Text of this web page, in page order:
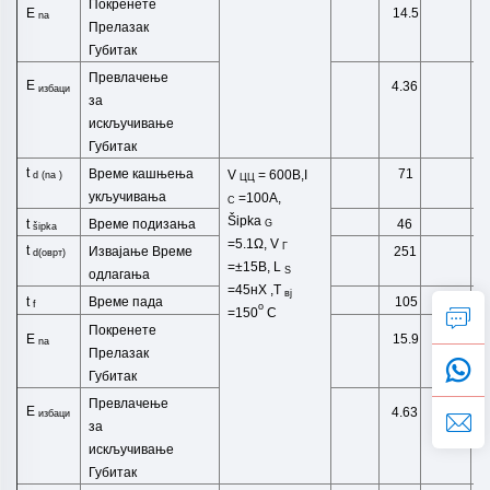
Ena
Покренете
Прелазак
Губитак
14.5
Eизбаци
Превлачење
за
искључивање
Губитак
4.36
td(na)
Време кашњења
укључивања
VЦЦ= 600В,I
C=100А,
ŠipkaG
=5.1Ω,VГ
=±15В, LS
=45нХ ,Tвј
=150o C
71
tšipka Време подизања
46
td(оврт) Извајање Време
одлагања
251
tf Време пада 105
Ena
Покренете
Прелазак
Губитак
15.9
Eизбаци
Превлачење
за
искључивање
Губитак
4.63